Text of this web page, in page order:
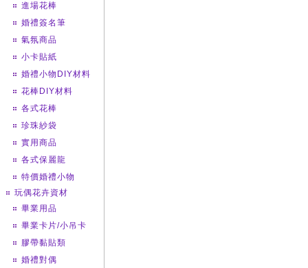
進場花棒
婚禮簽名筆
氣氛商品
小卡貼紙
婚禮小物DIY材料
花棒DIY材料
各式花棒
珍珠紗袋
實用商品
各式保麗龍
特價婚禮小物
玩偶花卉資材
畢業用品
畢業卡片/小吊卡
膠帶黏貼類
婚禮對偶